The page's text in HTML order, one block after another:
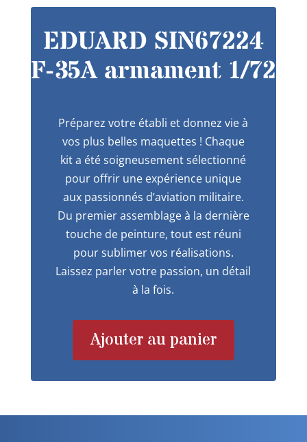
EDUARD SIN67224
F-35A armament 1/72
Préparez votre établi et donnez vie à
vos plus belles maquettes ! Chaque
kit a été soigneusement sélectionné
pour offrir une expérience unique
aux passionnés d’aviation militaire.
Du premier assemblage à la dernière
touche de peinture, tout est réuni
pour sublimer vos réalisations.
Laissez parler votre passion, un détail
à la fois.
Ajouter au panier